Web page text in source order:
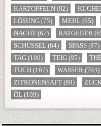
KARTOFFELN (82)
LÖSUNG (75) MEHL (65)
NACHT (67) RATGEBER
SCHÜSSEL (64) SPASS (87)
TAG (100) TEIG (95)
TUCH (107) WASSER (704)
ZITRONENSAFT (69)
ÖL (109)